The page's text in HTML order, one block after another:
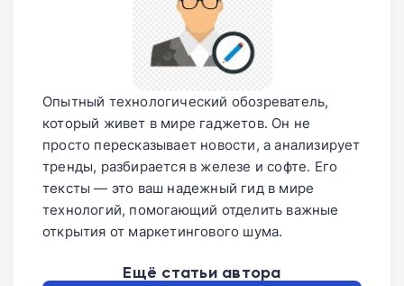
Опытный технологический обозреватель,
который живет в мире гаджетов. Он не
просто пересказывает новости, а анализирует
тренды, разбирается в железе и софте. Его
тексты — это ваш надежный гид в мире
технологий, помогающий отделить важные
открытия от маркетингового шума.
Ещё статьи автора